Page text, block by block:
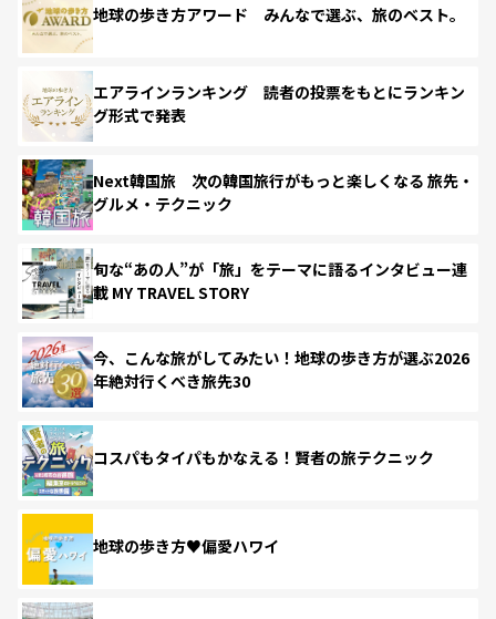
地球の歩き方アワード みんなで選ぶ、旅のベスト。
エアラインランキング 読者の投票をもとにランキン
グ形式で発表
Next韓国旅 次の韓国旅行がもっと楽しくなる 旅先・
グルメ・テクニック
旬な“あの人”が「旅」をテーマに語るインタビュー連
載 MY TRAVEL STORY
今、こんな旅がしてみたい！地球の歩き方が選ぶ2026
年絶対行くべき旅先30
コスパもタイパもかなえる！賢者の旅テクニック
地球の歩き方♥偏愛ハワイ